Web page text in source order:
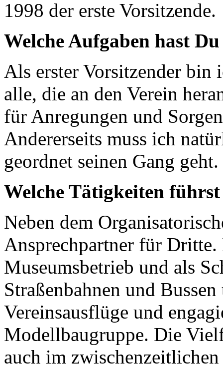
1998 der erste Vorsitzende.
Welche Aufgaben hast
Als erster Vorsitzender bin
alle, die an den Verein
für Anregungen und
Andererseits muss ich
geordnet seinen Gang geht.
Welche Tätigkeiten
Neben dem
Ansprechpartner für
Museumsbetrieb und als
Straßenbahnen und
Vereinsausflüge und
Modellbaugruppe. Die
auch im